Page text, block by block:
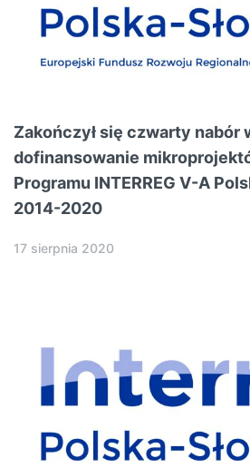
Zakończył się czwarty nabór
dofinansowanie
Programu INTERREG V-A
2014-2020
17 sierpnia 2020